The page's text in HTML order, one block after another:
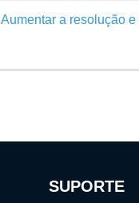
Aumentar a resolução
SUPORTE